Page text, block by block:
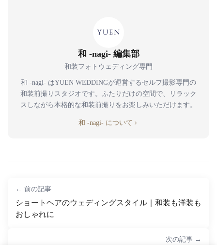
和 -nagi- 編集部
和装フォトウェディング専門
和 -nagi- はYUEN WEDDINGが運営するセルフ撮影専門の
和装前撮りスタジオです。ふたりだけの空間で、リラック
スしながら本格的な和装前撮りをお楽しみいただけます。
和 -nagi- について
← 前の記事
ショートヘアのウェディングスタイル｜和装も洋装も
おしゃれに
次の記事 →